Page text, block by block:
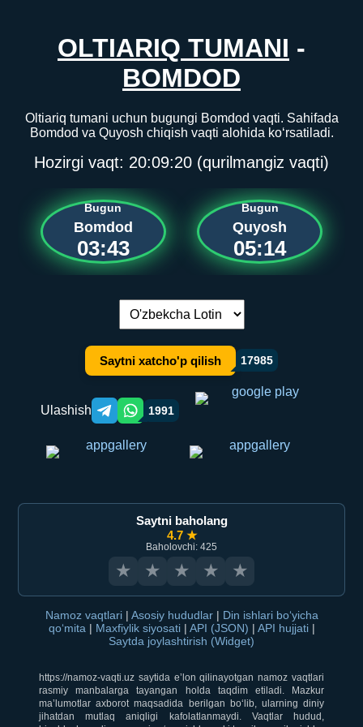
OLTIARIQ TUMANI -
BOMDOD
Oltiariq tumani uchun bugungi Bomdod vaqti. Sahifada
Bomdod va Quyosh chiqish vaqti alohida ko‘rsatiladi.
Hozirgi vaqt: 20:09:21 (qurilmangiz vaqti)
Bugun
Bomdod
03:43
Bugun
Quyosh
05:14
Tilni almashtirish:
Saytni xatcho'p qilish 17985
Ulashish Telegram orqali ulashish
WhatsApp orqali ulashish
1991
Saytni baholang
4.7 ★
Baholovchi: 425
★ ★ ★ ★ ★
Namoz vaqtlari | Asosiy hududlar | Din ishlari bo‘yicha
qo‘mita | Maxfiylik siyosati | API (JSON) | API hujjati |
Saytda joylashtirish (Widget)
https://namoz-vaqti.uz saytida e’lon qilinayotgan namoz vaqtlari
rasmiy manbalarga tayangan holda taqdim etiladi. Mazkur
ma’lumotlar axborot maqsadida berilgan bo‘lib, ularning diniy
jihatdan mutlaq aniqligi kafolatlanmaydi. Vaqtlar hudud,